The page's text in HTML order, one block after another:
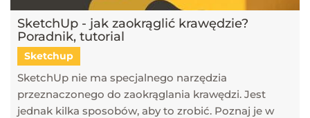
SketchUp - jak zaokrąglić krawędzie?
Poradnik, tutorial
Sketchup
SketchUp nie ma specjalnego narzędzia
przeznaczonego do zaokrąglania krawędzi. Jest
jednak kilka sposobów, aby to zrobić. Poznaj je w